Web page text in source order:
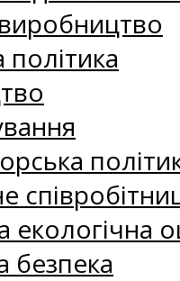
політика
екологічна
безпека